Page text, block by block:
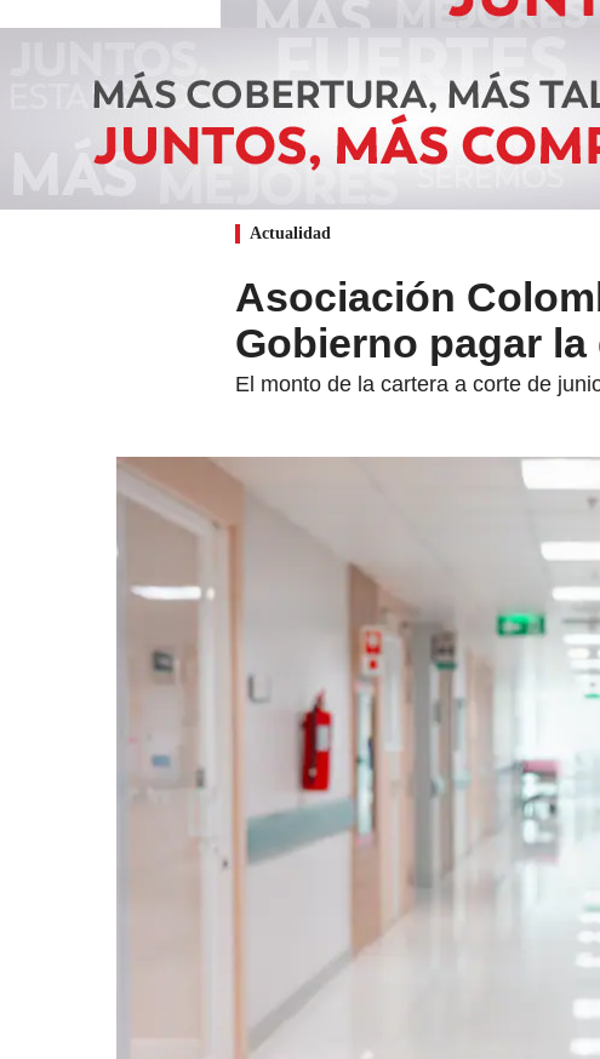
Actualidad
Asociación
Gobierno pagar
El monto de la cartera a corte de